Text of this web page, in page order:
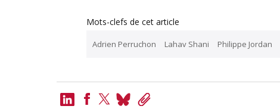
Mots-clefs de cet article
Adrien Perruchon Lahav Shani Philippe Jordan
LinkedIn
BlueskyCopy